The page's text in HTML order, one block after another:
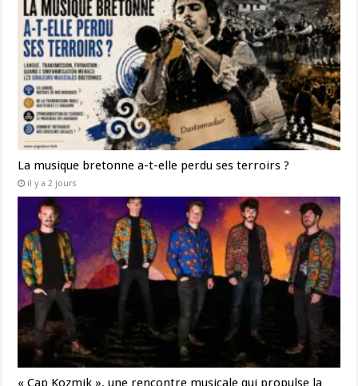
La musique bretonne a-t-elle perdu ses terroirs ?
il y a 2 jours
« Cap Kozmik », une rencontre musicale qui propulse la